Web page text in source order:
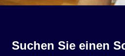
Suchen Sie einen